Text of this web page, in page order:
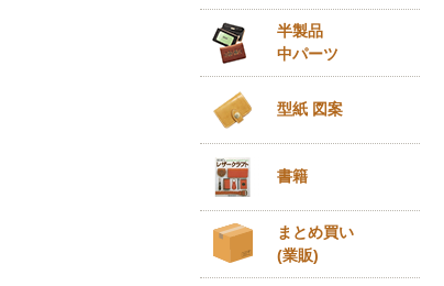
半製品
中パーツ
型紙 図案
書籍
まとめ買い
(業販)